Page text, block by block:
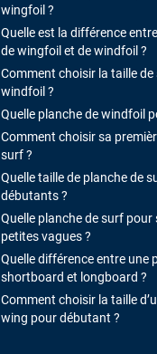
wingfoil ?
Quelle est la différence
de wingfoil et de windfoil ?
Comment choisir la taille de
windfoil ?
Quelle planche de windfoil
Comment choisir sa
surf ?
Quelle taille de planche de
débutants ?
Quelle planche de surf pour
petites vagues ?
Quelle différence entre une
shortboard et longboard ?
Comment choisir la taille
wing pour débutant ?